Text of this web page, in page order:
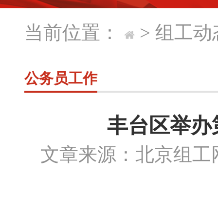
当前位置： > 组工动
公务员工作
丰台区举
文章来源：北京